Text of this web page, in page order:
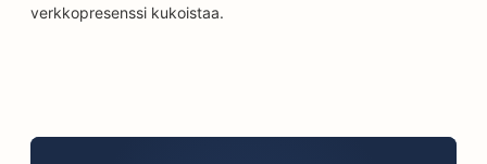
verkkopresenssi kukoistaa.